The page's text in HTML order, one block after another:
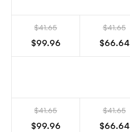
$41.65
$66.64
$41.65
$99.96
$41.65
$66.64
$41.65
$99.96